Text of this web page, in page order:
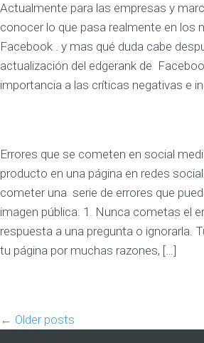
Actualmente para las empresas y
conocer lo que pasa realmente en los
Facebook . y mas qué duda cabe
actualización del edgerank de
importancia a las críticas negativas e
Errores que se cometen en social
producto en una página en redes
cometer una serie de errores que
imagen pública. 1. Nunca cometas el
respuesta a una pregunta o ignorarla.
tu página por muchas razones, […]
← Older posts